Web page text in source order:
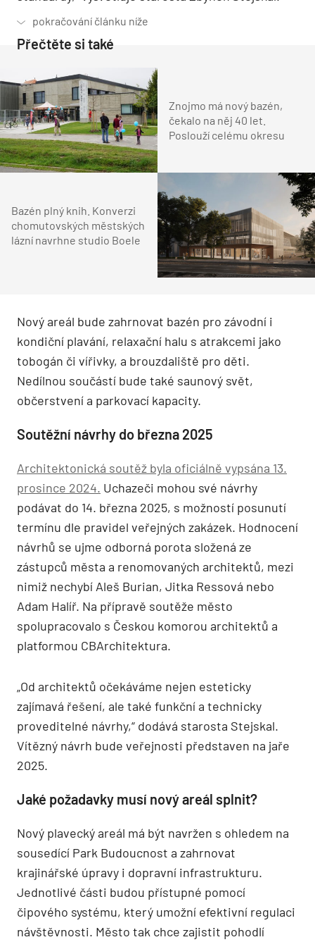
Přečtěte si také
Znojmo má nový bazén,
čekalo na něj 40 let.
Poslouží celému okresu
Bazén plný knih. Konverzi
chomutovských městských
lázní navrhne studio Boele
Nový areál bude zahrnovat bazén pro závodní i
kondiční plavání, relaxační halu s atrakcemi jako
tobogán či vířivky, a brouzdaliště pro děti.
Nedílnou součástí bude také saunový svět,
občerstvení a parkovací kapacity.
Soutěžní návrhy do března 2025
Architektonická soutěž byla oficiálně vypsána 13.
prosince 2024. Uchazeči mohou své návrhy
podávat do 14. března 2025, s možností posunutí
termínu dle pravidel veřejných zakázek. Hodnocení
návrhů se ujme odborná porota složená ze
zástupců města a renomovaných architektů, mezi
nimiž nechybí Aleš Burian, Jitka Ressová nebo
Adam Halíř. Na přípravě soutěže město
spolupracovalo s Českou komorou architektů a
platformou CBArchitektura.
„Od architektů očekáváme nejen esteticky
zajímavá řešení, ale také funkční a technicky
proveditelné návrhy,“ dodává starosta Stejskal.
Vítězný návrh bude veřejnosti představen na jaře
2025.
Jaké požadavky musí nový areál splnit?
Nový plavecký areál má být navržen s ohledem na
sousedící Park Budoucnost a zahrnovat
krajinářské úpravy i dopravní infrastrukturu.
Jednotlivé části budou přístupné pomocí
čipového systému, který umožní efektivní regulaci
návštěvnosti. Město tak chce zajistit pohodlí